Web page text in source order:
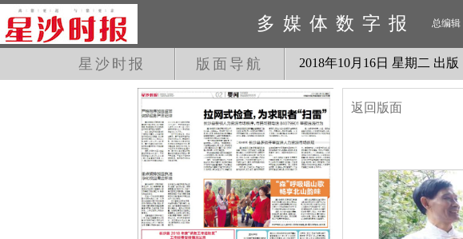
多媒体数字报 总编辑
星沙时报 版面导航 2018年10月 16日 星期 二 出版
返回版面